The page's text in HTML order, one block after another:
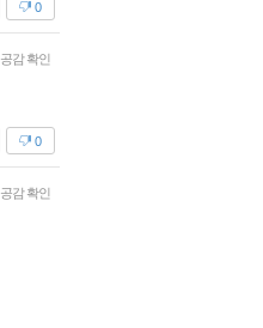
0
공감 확인
0
공감 확인